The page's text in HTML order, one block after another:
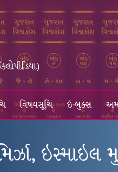
વિષયસૂચિ ઇ-બુક્સ